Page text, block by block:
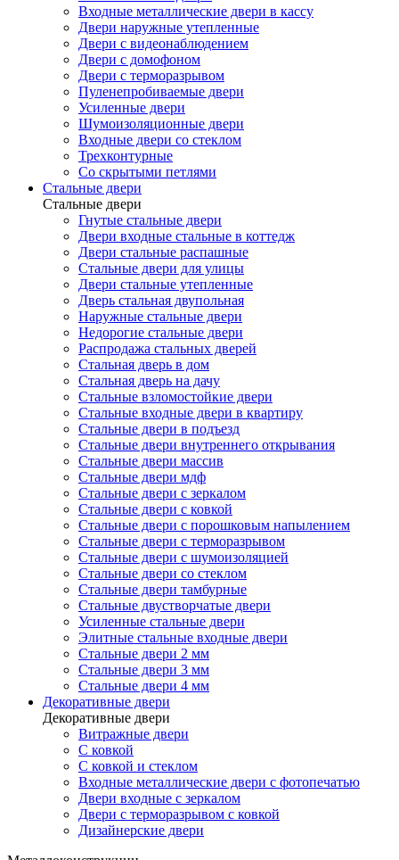
Входные металлические двери в кассу
Двери наружные утепленные
Двери с видеонаблюдением
Двери с домофоном
Двери с терморазрывом
Пуленепробиваемые двери
Усиленные двери
Шумоизоляционные двери
Входные двери со стеклом
Трехконтурные
Со скрытыми петлями
Стальные двери
Стальные двери
Гнутые стальные двери
Двери входные стальные в коттедж
Двери стальные распашные
Стальные двери для улицы
Двери стальные утепленные
Дверь стальная двупольная
Наружные стальные двери
Недорогие стальные двери
Распродажа стальных дверей
Стальная дверь в дом
Стальная дверь на дачу
Стальные взломостойкие двери
Стальные входные двери в квартиру
Стальные двери в подъезд
Стальные двери внутреннего открывания
Стальные двери массив
Стальные двери мдф
Стальные двери с зеркалом
Стальные двери с ковкой
Стальные двери с порошковым напылением
Стальные двери с терморазрывом
Стальные двери с шумоизоляцией
Стальные двери со стеклом
Стальные двери тамбурные
Стальные двустворчатые двери
Усиленные стальные двери
Элитные стальные входные двери
Стальные двери 2 мм
Стальные двери 3 мм
Стальные двери 4 мм
Декоративные двери
Декоративные двери
Витражные двери
С ковкой
С ковкой и стеклом
Входные металлические двери с фотопечатью
Двери входные с зеркалом
Двери с терморазрывом с ковкой
Дизайнерские двери